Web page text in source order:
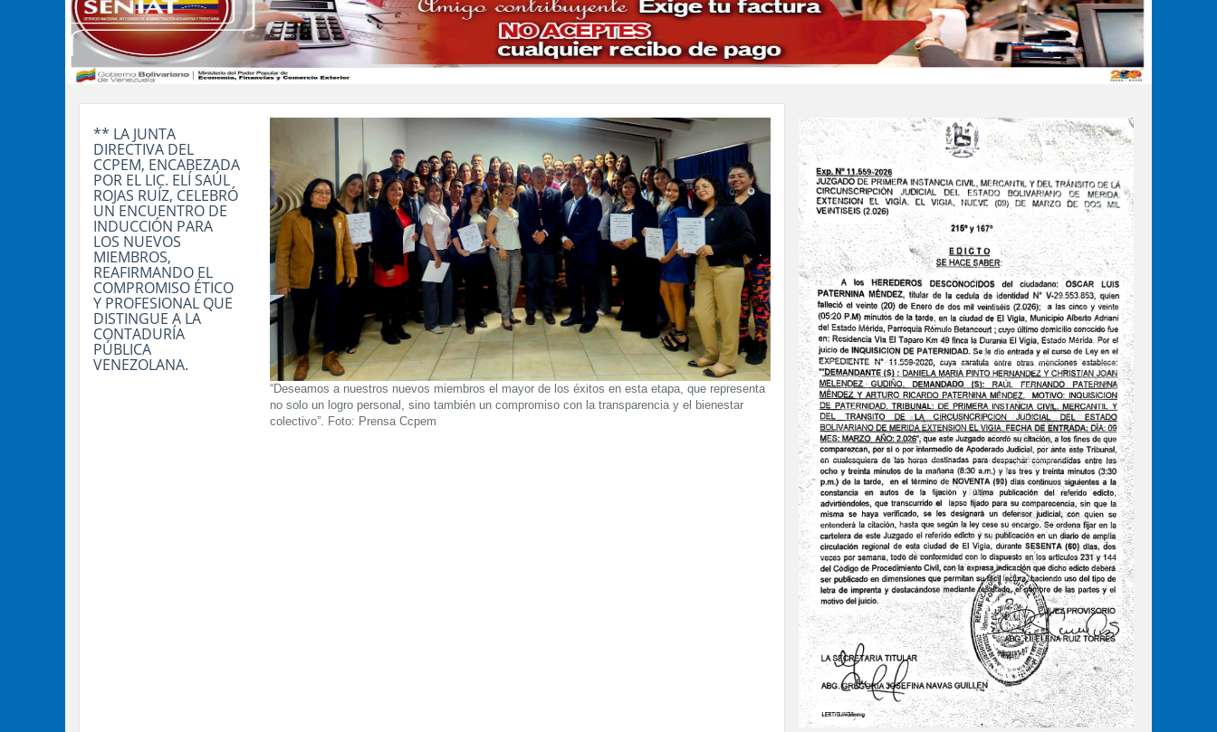
“Deseamos a nuestros nuevos miembros el mayor de los éxitos en esta etapa, que representa
no solo un logro personal, sino también un compromiso con la transparencia y el bienestar
colectivo”. Foto: Prensa Ccpem
** LA JUNTA
DIRECTIVA DEL
CCPEM, ENCABEZADA
POR EL LIC. ELÍ SAÚL
ROJAS RUÍZ, CELEBRÓ
UN ENCUENTRO DE
INDUCCIÓN PARA
LOS NUEVOS
MIEMBROS,
REAFIRMANDO EL
COMPROMISO ÉTICO
Y PROFESIONAL QUE
DISTINGUE A LA
CONTADURÍA
PÚBLICA
VENEZOLANA.